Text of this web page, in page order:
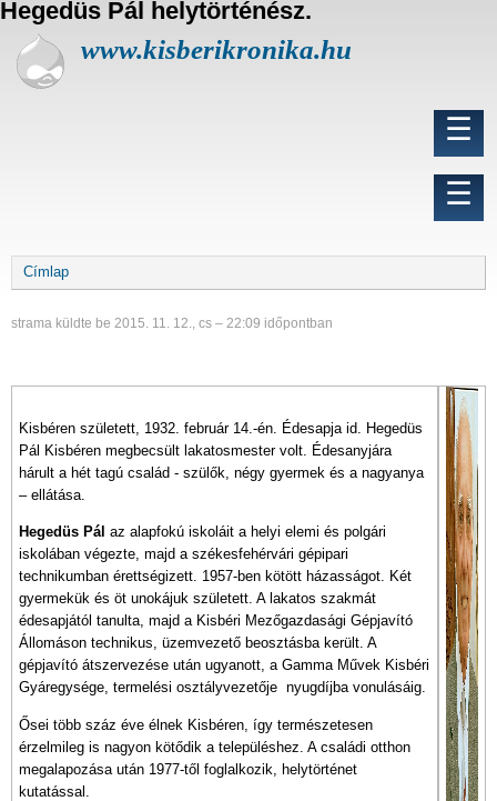
U
Hegedüs Pál helytörténész.
www.kisberikronika.hu
☰
☰
Morzsa
Címlap
strama küldte be 2015. 11. 12., cs – 22:09 időpontban
Kisbéren született, 1932. február 14.-én. Édesapja id. Hegedüs
Pál Kisbéren megbecsült lakatosmester volt. Édesanyjára
hárult a hét tagú család - szülők, négy gyermek és a nagyanya
– ellátása.
Hegedüs Pál az alapfokú iskoláit a helyi elemi és polgári
iskolában végezte, majd a székesfehérvári gépipari
technikumban érettségizett. 1957-ben kötött házasságot. Két
gyermekük és öt unokájuk született. A lakatos szakmát
édesapjától tanulta, majd a Kisbéri Mezőgazdasági Gépjavító
Állomáson technikus, üzemvezető beosztásba került. A
gépjavító átszervezése után ugyanott, a Gamma Művek Kisbéri
Gyáregysége, termelési osztályvezetője nyugdíjba vonulásáig.
Ősei több száz éve élnek Kisbéren, így természetesen
érzelmileg is nagyon kötődik a településhez. A családi otthon
megalapozása után 1977-től foglalkozik, helytörténet
kutatással.